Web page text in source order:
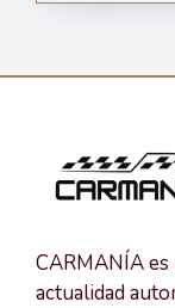
CARMANÍA es
actualidad